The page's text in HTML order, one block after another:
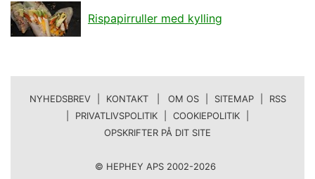
Rispapirruller med kylling
NYHEDSBREV KONTAKT | OM OS SITEMAP
RSS
PRIVATLIVSPOLITIK COOKIEPOLITIK
OPSKRIFTER PÅ DIT SITE
© HEPHEY APS 2002-2026